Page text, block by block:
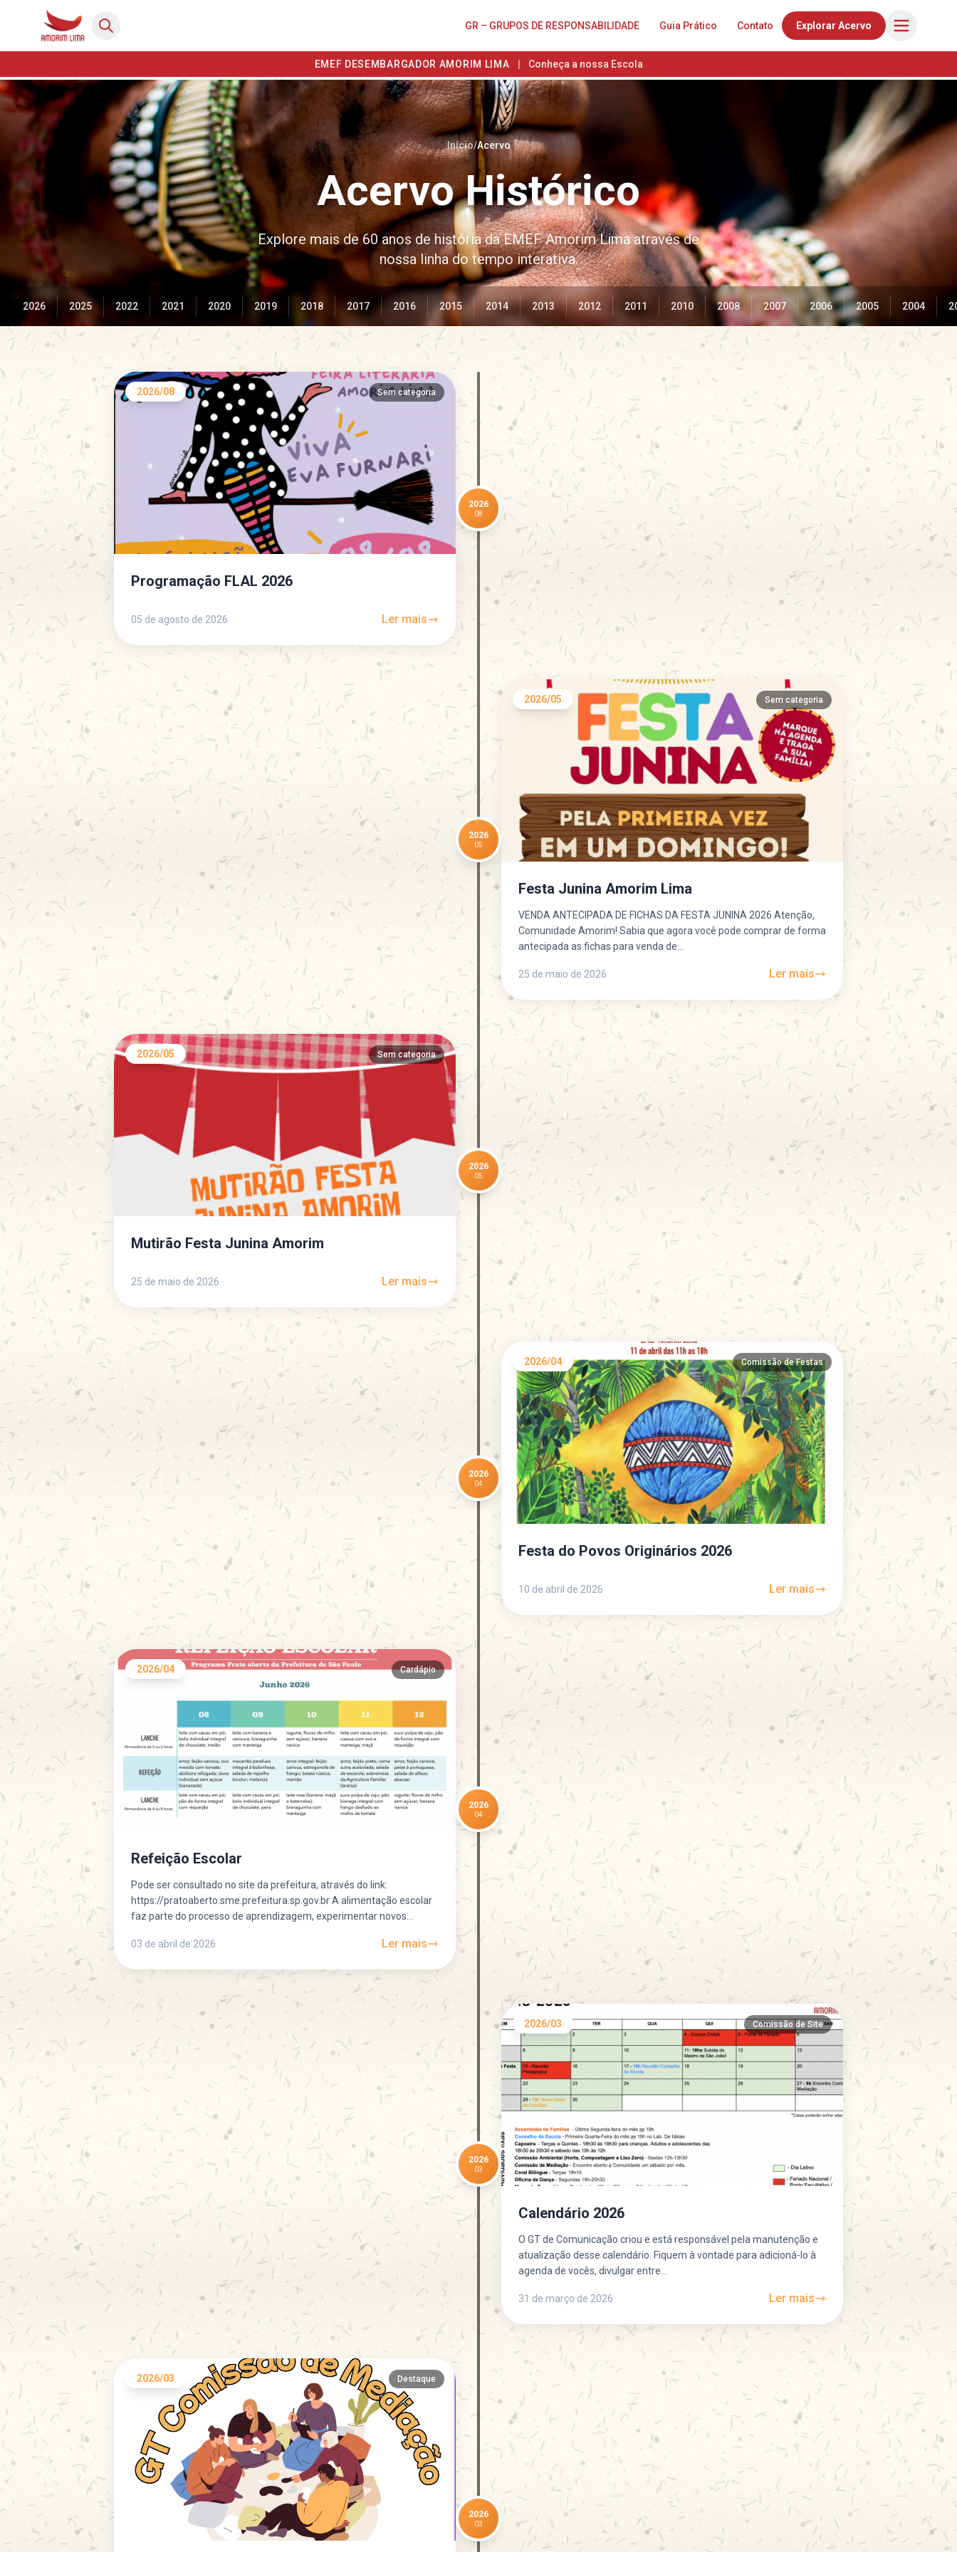
GR – GRUPOS DE RESPONSABILIDADE Guia Prático Contato Explorar Acervo
EMEF DESEMBARGADOR AMORIM LIMA Conheça a nossa Escola
Início/Acervo
Acervo Histórico
Explore mais de 60 anos de história da EMEF Amorim Lima através de
nossa linha do tempo interativa.
2026 2025 2022 2021 2020 2019 2018 2017 2016 2015 2014 2013 2012 2011 2010 2008 2007 2006 2005 2004
2026/08 Sem categoria
Programação FLAL 2026
05 de agosto de 2026 Ler mais
2026
08
2026/05 Sem categoria
Festa Junina Amorim Lima
VENDA ANTECIPADA DE FICHAS DA FESTA JUNINA 2026 Atenção,
Comunidade Amorim! Sabia que agora você pode comprar de forma
antecipada as fichas para venda de...
25 de maio de 2026 Ler mais
2026
05
2026/05 Sem categoria
Mutirão Festa Junina Amorim
25 de maio de 2026 Ler mais
2026
05
2026/04 Comissão de Festas
Festa do Povos Originários 2026
10 de abril de 2026 Ler mais
2026
04
2026/04 Cardápio
Refeição Escolar
Pode ser consultado no site da prefeitura, através do link:
https://pratoaberto.sme.prefeitura.sp.gov.br A alimentação escolar
faz parte do processo de aprendizagem, experimentar novos
03 de abril de 2026
Ler mais
2026
04
2026/03 Comissão de Site
Calendário 2026
O GT de Comunicação criou e está responsável pela manutenção e
atualização desse calendário. Fiquem à vontade para adicioná-lo à
agenda de vocês, divulgar entre...
31 de março de 2026 Ler mais
2026
03
2026/03 Destaque
2026
03